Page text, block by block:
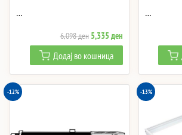
…
6,098ден Original
price
was:
6,098 ден.
5,335денCurrent
price
is:
5,335 ден.
Додај во кошница
…
-12% -13%